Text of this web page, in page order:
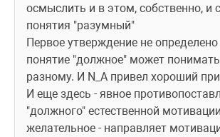
осмыслить и в этом, собственно, и
понятия "разумный"
Первое утверждение не
понятие "должное" может
разному. И N_A привел хороший
И еще здесь - явное
"должного" естественной
желательное - направляет